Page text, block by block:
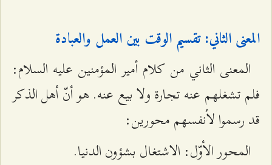
المعنى الثاني: تقسيم الوقت بين العمل والعبادة
المعنى الثاني من كلام أمير المؤمنين عليه السلام:
فلم تشغلهم عنه تجارة ولا بيع عنه. هو أنّ أهل الذكر
قد رسموا لأنفسهم محورين:
المحور الأوّل: الاشتغال بشؤون الدنيا.